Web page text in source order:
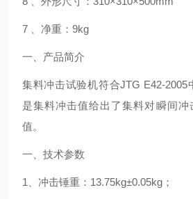
7 、净重：9kg
一、产品简介
集料冲击试验机符合JTG E42-2005
是集料冲击值给出了集料对瞬间冲
值。
一、技术参数
1 、冲击锤重： 13.75kg±0.05kg ；